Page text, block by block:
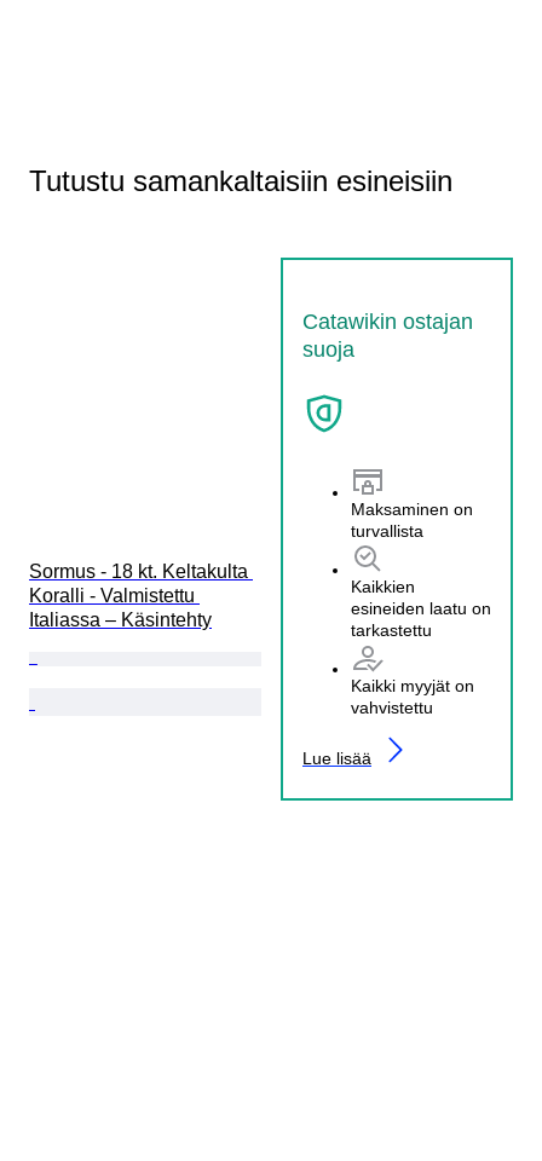
Tutustu samankaltaisiin esineisiin
Catawikin ostajan
suoja
Maksaminen on
turvallista
Kaikkien
esineiden laatu on
tarkastettu
Kaikki myyjät on
vahvistettu
Lue lisää
Sormus - 18 kt. Keltakulta
Koralli - Valmistettu
Italiassa – Käsintehty